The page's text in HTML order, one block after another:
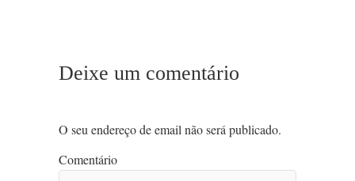
Deixe um comentário
O seu endereço de email não será publicado.
Comentário